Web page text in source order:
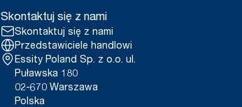
Skontaktuj się z nami
Skontaktuj się z nami
Przedstawiciele handlowi
Essity Poland Sp. z o.o. ul.
Puławska 180
02-670 Warszawa
Polska